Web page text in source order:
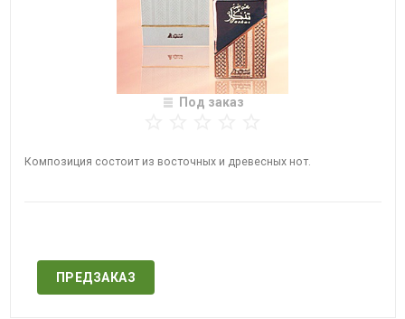
Под заказ
Композиция состоит из восточных и древесных нот.
ПРЕДЗАКАЗ